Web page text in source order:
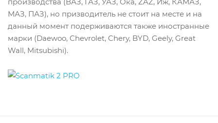
производства (ВАЗ, ГАЗ, УАЗ, Ока, ZAZ, Иж, КАМАЗ,
МАЗ, ПАЗ), но призводитель не стоит на месте и на
данный момент подерживаются также иностранные
марки (Daewoo, Chevrolet, Chery, BYD, Geely, Great
Wall, Mitsubishi).